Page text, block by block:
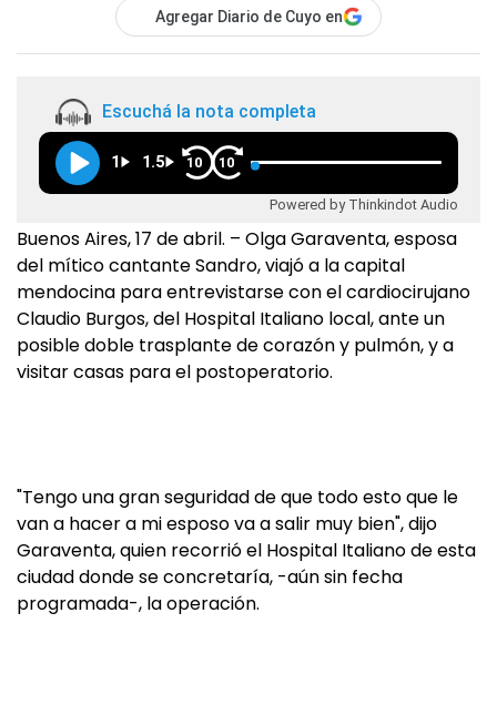
Agregar Diario de Cuyo en
Escuchá la nota completa
1 1.5 10 10
Powered by Thinkindot Audio
Buenos Aires, 17 de abril. – Olga Garaventa, esposa
del mítico cantante Sandro, viajó a la capital
mendocina para entrevistarse con el cardiocirujano
Claudio Burgos, del Hospital Italiano local, ante un
posible doble trasplante de corazón y pulmón, y a
visitar casas para el postoperatorio.
"Tengo una gran seguridad de que todo esto que le
van a hacer a mi esposo va a salir muy bien", dijo
Garaventa, quien recorrió el Hospital Italiano de esta
ciudad donde se concretaría, -aún sin fecha
programada-, la operación.